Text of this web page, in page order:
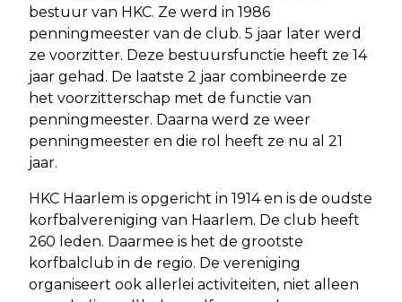
bestuur van HKC. Ze werd in 1986
penningmeester van de club. 5 jaar later werd
ze voorzitter. Deze bestuursfunctie heeft ze 14
jaar gehad. De laatste 2 jaar combineerde ze
het voorzitterschap met de functie van
penningmeester. Daarna werd ze weer
penningmeester en die rol heeft ze nu al 21
jaar.
HKC Haarlem is opgericht in 1914 en is de oudste
korfbalvereniging van Haarlem. De club heeft
260 leden. Daarmee is het de grootste
korfbalclub in de regio. De vereniging
organiseert ook allerlei activiteiten, niet alleen